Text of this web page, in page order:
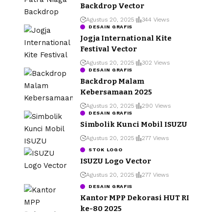
Backdrop Vector
Agustus 20, 2025 344 Views
DESAIN GRAFIS
Jogja International Kite
Festival Vector
Agustus 20, 2025 302 Views
DESAIN GRAFIS
Backdrop Malam
Kebersamaan 2025
Agustus 20, 2025 290 Views
DESAIN GRAFIS
Simbolik Kunci Mobil ISUZU
Agustus 20, 2025 277 Views
STOK LOGO
ISUZU Logo Vector
Agustus 20, 2025 277 Views
DESAIN GRAFIS
Kantor MPP Dekorasi HUT RI
ke-80 2025